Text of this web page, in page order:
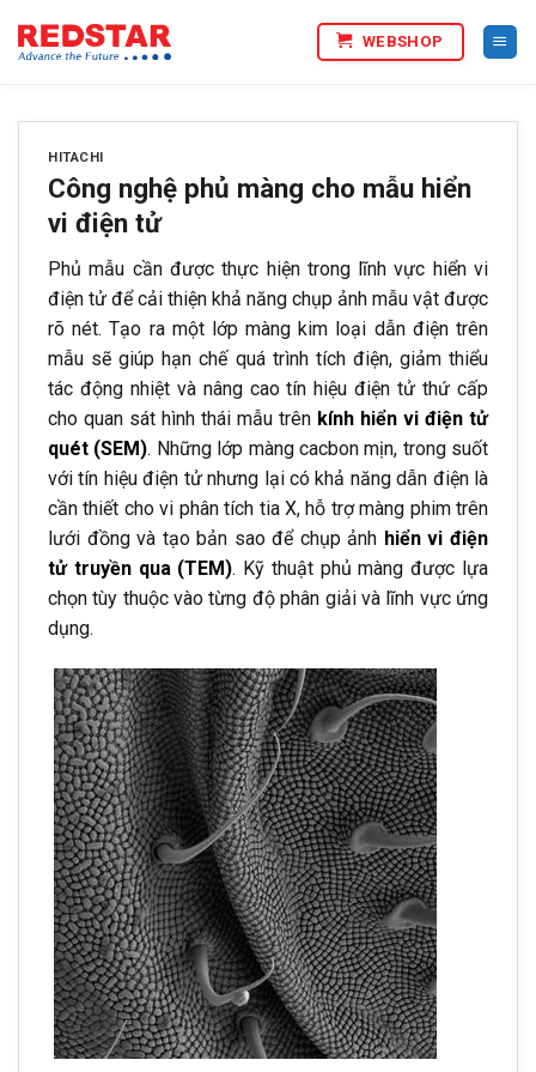
qua
WEBSHOP
HITACHI
Công nghệ phủ màng cho mẫu hiển
vi điện tử
Phủ mẫu cần được thực hiện trong lĩnh vực hiển vi
điện tử để cải thiện khả năng chụp ảnh mẫu vật được
rõ nét. Tạo ra một lớp màng kim loại dẫn điện trên
mẫu sẽ giúp hạn chế quá trình tích điện, giảm thiểu
tác động nhiệt và nâng cao tín hiệu điện tử thứ cấp
cho quan sát hình thái mẫu trên kính hiển vi điện tử
quét (SEM). Những lớp màng cacbon mịn, trong suốt
với tín hiệu điện tử nhưng lại có khả năng dẫn điện là
cần thiết cho vi phân tích tia X, hỗ trợ màng phim trên
lưới đồng và tạo bản sao để chụp ảnh hiển vi điện
tử truyền qua (TEM). Kỹ thuật phủ màng được lựa
chọn tùy thuộc vào từng độ phân giải và lĩnh vực ứng
dụng.